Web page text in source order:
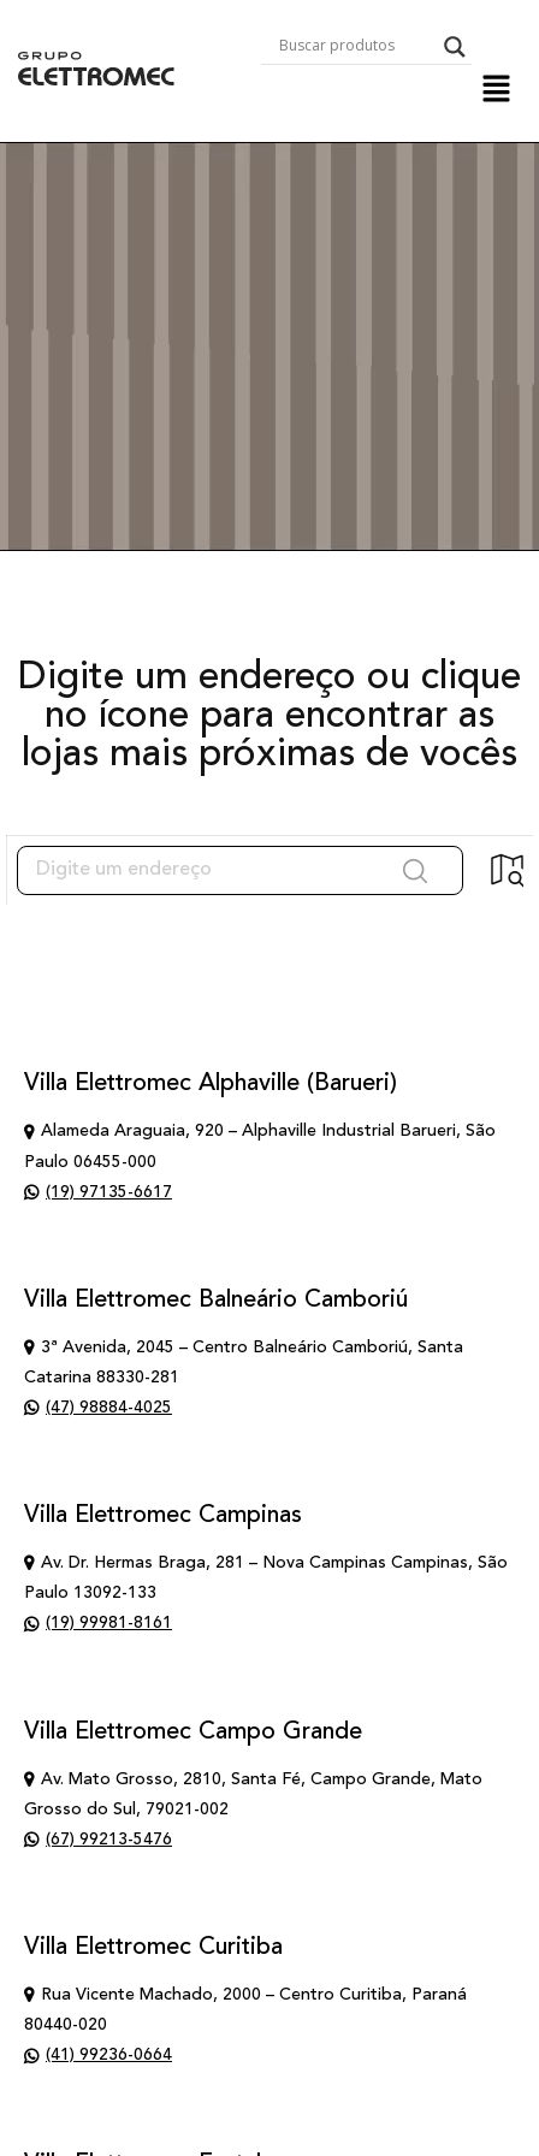
Digite um endereço ou clique
no ícone para encontrar as
lojas mais próximas de vocês
Villa Elettromec Alphaville (Barueri)
Alameda Araguaia, 920 – Alphaville Industrial Barueri, São
Paulo 06455-000
(19) 97135-6617
Villa Elettromec Balneário Camboriú
3ª Avenida, 2045 – Centro Balneário Camboriú, Santa
Catarina 88330-281
(47) 98884-4025
Villa Elettromec Campinas
Av. Dr. Hermas Braga, 281 – Nova Campinas Campinas, São
Paulo 13092-133
(19) 99981-8161
Villa Elettromec Campo Grande
Av. Mato Grosso, 2810, Santa Fé, Campo Grande, Mato
Grosso do Sul, 79021-002
(67) 99213-5476
Villa Elettromec Curitiba
Rua Vicente Machado, 2000 – Centro Curitiba, Paraná
80440-020
(41) 99236-0664